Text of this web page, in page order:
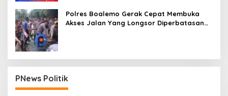
Polres Boalemo Gerak Cepat Membuka
Akses Jalan Yang Longsor Diperbatasan
PNews Politik